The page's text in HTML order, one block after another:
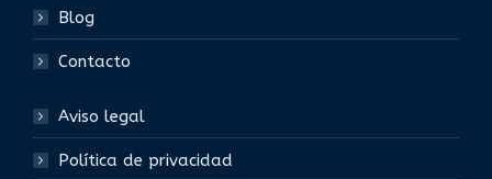
Blog
Contacto
Aviso legal
Política de privacidad